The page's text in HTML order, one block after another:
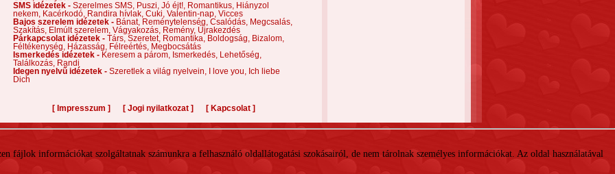
SMS idézetek - Szerelmes SMS, Puszi, Jó éjt!, Romantikus,
Hiányzol
nekem,
Kacérkodó, Randira hívlak, Cuki, Valentin-nap, Vicces
Bajos szerelem idézetek - Bánat, Reménytelenség, Csalódás,
Megcsalás,
Szakítás,
Elmúlt szerelem, Vágyakozás, Remény, Újrakezdés
Párkapcsolat idézetek - Társ, Szeretet, Romantika, Boldogság,
Bizalom,
Féltékenység,
Házasság, Félreértés,
Megbocsátás
Ismerkedés idézetek - Keresem a párom, Ismerkedés,
Lehetőség,
Találkozás,
Randi
Idegen nyelvű idézetek - Szeretlek a világ nyelvein, I love you,
Ich liebe
Dich
[ Impresszum ] [ Jogi nyilatkozat ] [ Kapcsolat ]
fájlok információkat szolgáltatnak számunkra a felhasználó oldallátogatási szokásairól, de nem tárolnak személyes információkat. Az oldal használatával